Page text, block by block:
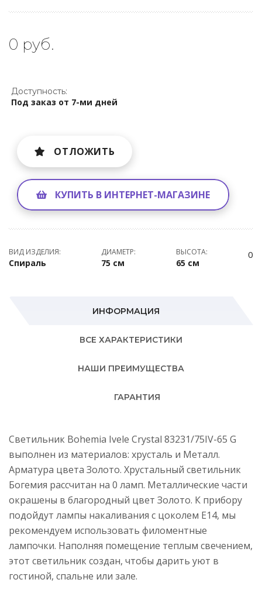
0 руб.
Доступность:
Под заказ от 7-ми дней
ОТЛОЖИТЬ
КУПИТЬ В ИНТЕРНЕТ-МАГАЗИНЕ
ВИД ИЗДЕЛИЯ:
Спираль
ДИАМЕТР:
75 см
ВЫСОТА:
65 см
0
ИНФОРМАЦИЯ
ВСЕ ХАРАКТЕРИСТИКИ
НАШИ ПРЕИМУЩЕСТВА
ГАРАНТИЯ
Светильник Bohemia Ivele Crystal 83231/75IV-65 G
выполнен из материалов: хрусталь и Металл.
Арматура цвета Золото. Хрустальный светильник
Богемия рассчитан на 0 ламп. Металлические части
окрашены в благородный цвет Золото. К прибору
подойдут лампы накаливания с цоколем E14, мы
рекомендуем использовать филоментные
лампочки. Наполняя помещение теплым свечением,
этот светильник создан, чтобы дарить уют в
гостиной, спальне или зале.